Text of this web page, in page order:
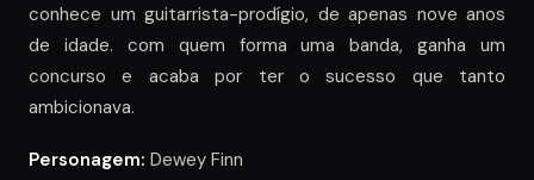
conhece um guitarrista-prodígio, de apenas nove anos
de idade. com quem forma uma banda, ganha um
concurso e acaba por ter o sucesso que tanto
ambicionava.
Personagem: Dewey Finn